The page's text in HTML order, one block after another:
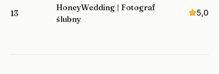
13
HoneyWedding | Fotograf
ślubny
5,0